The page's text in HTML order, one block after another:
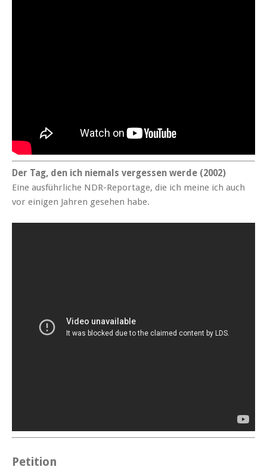
Der Tag, den ich niemals vergessen werde (2002)
Eine aus­führliche NDR-Reportage, die ich meine ich auch
vor eini­gen Jahren gese­hen habe.
Petition